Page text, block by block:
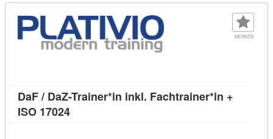
MERKEN
DaF / DaZ-Trainer*in inkl. Fachtrainer*in +
ISO 17024Kursdetail: DaF / DaZ-Trainer*in inkl.